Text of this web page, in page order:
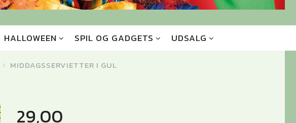
HALLOWEEN SPIL OG GADGETS UDSALG
MIDDAGSSERVIETTER I GUL
29,00